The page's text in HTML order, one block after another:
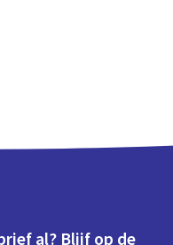
al? Blijf op de